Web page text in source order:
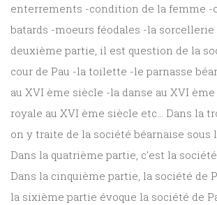
enterrements -condition de la femme -
batards -moeurs féodales -la sorcellerie
deuxième partie, il est question de la
cour de Pau -la toilette -le parnasse
au XVI ème siècle -la danse au XVI
royale au XVI ème siècle etc... Dans la
on y traite de la société béarnaise sous
Dans la quatrième partie, c'est la
Dans la cinquième partie, la société de
la sixième partie évoque la société de